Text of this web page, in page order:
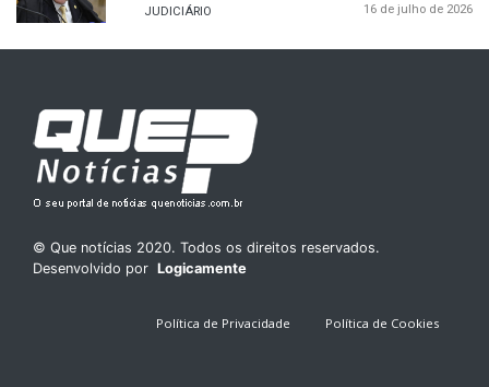
JUDICIÁRIO 16 de julho de 2026
© Que notícias 2020. Todos os direitos reservados.
Desenvolvido por Logicamente
Política de Privacidade Política de Cookies